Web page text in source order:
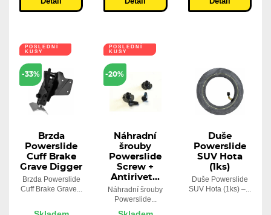
POSLEDNÍ
KUSY
-33%
Brzda
Powerslide
Cuff Brake
Grave Digger
Brzda Powerslide
Cuff Brake Grave...
POSLEDNÍ
KUSY
-20%
Náhradní
šrouby
Powerslide
Screw +
Antirivet...
Náhradní šrouby
Powerslide...
Duše
Powerslide
SUV Hota
(1ks)
Duše Powerslide
SUV Hota (1ks) –...